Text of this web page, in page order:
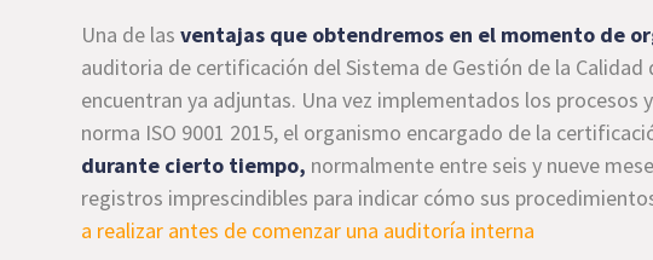
Una de lasventajas que obtendremos en el momento de
auditoria de certificación del Sistema de Gestión de la
encuentran ya adjuntas. Una vez implementados los
norma ISO 9001 2015, el organismo encargado de la
durante cierto tiempo, normalmente entre seis y nueve
registros imprescindibles para indicar cómo sus
a realizar antes de comenzar una auditoría interna